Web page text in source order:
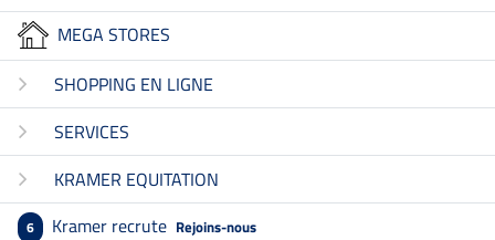
MEGA STORES
SHOPPING EN LIGNE
SERVICES
KRAMER EQUITATION
6 Kramer recrute Rejoins-nous